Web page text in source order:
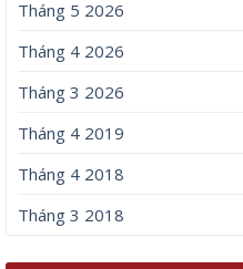
Tháng 5 2026
Tháng 4 2026
Tháng 3 2026
Tháng 4 2019
Tháng 4 2018
Tháng 3 2018